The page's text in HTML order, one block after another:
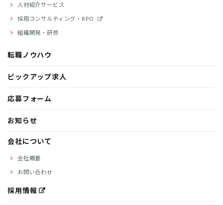
人材紹介サービス
採用コンサルティング・RPO
組織開発・研修
転職ノウハウ
ピックアップ求人
応募フォーム
お知らせ
会社について
会社概要
お問い合わせ
採用情報